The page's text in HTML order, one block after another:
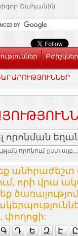
Շահյանին
Բժիշկներ
Կապ
որոնման
Ծառայության որոնում ըստ
անհրաժեշտ
որի վրա
փողոցի:
Գ Դ Ե Զ Է
Ը